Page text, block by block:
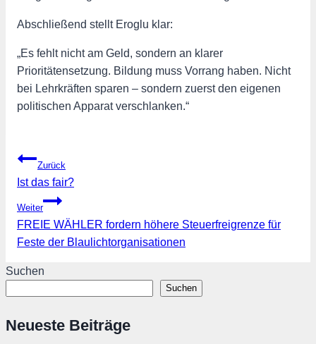
Abschließend stellt Eroglu klar:
„Es fehlt nicht am Geld, sondern an klarer
Prioritätensetzung. Bildung muss Vorrang haben. Nicht
bei Lehrkräften sparen – sondern zuerst den eigenen
politischen Apparat verschlanken.“
Beitragsnavigation
Zurück
Ist das fair?
Weiter
FREIE WÄHLER fordern höhere Steuerfreigrenze für
Feste der Blaulichtorganisationen
Suchen
Suchen
Neueste Beiträge